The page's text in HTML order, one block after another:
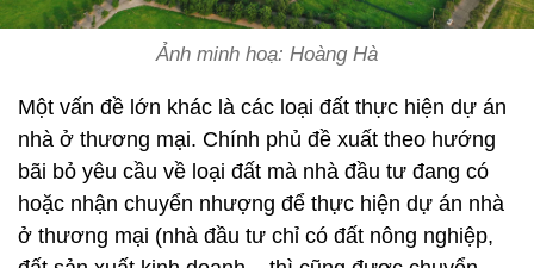
Ảnh minh hoạ: Hoàng Hà
Một vấn đề lớn khác là các loại đất thực hiện dự án
nhà ở thương mại. Chính phủ đề xuất theo hướng
bãi bỏ yêu cầu về loại đất mà nhà đầu tư đang có
hoặc nhận chuyển nhượng để thực hiện dự án nhà
ở thương mại (nhà đầu tư chỉ có đất nông nghiệp,